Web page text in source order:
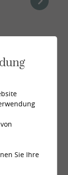
Sie Ihre